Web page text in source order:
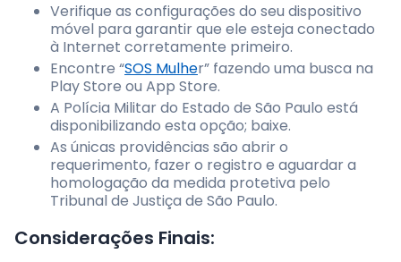
Verifique as configurações do seu dispositivo
móvel para garantir que ele esteja conectado
à Internet corretamente primeiro.
Encontre “SOS Mulher” fazendo uma busca na
Play Store ou App Store.
A Polícia Militar do Estado de São Paulo está
disponibilizando esta opção; baixe.
As únicas providências são abrir o
requerimento, fazer o registro e aguardar a
homologação da medida protetiva pelo
Tribunal de Justiça de São Paulo.
Considerações Finais: